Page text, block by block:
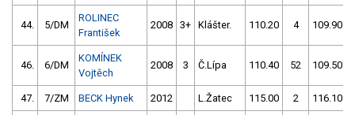
44. 5/DM
ROLINEC
František
2008 3+ Klášter. 110.20 4 109.90
46. 6/DM
KOMÍNEK
Vojtěch
2008 3 Č.Lípa 110.40 52 109.50
47. 7/ZM BECK Hynek 2012 L.Žatec 115.00 2 116.10